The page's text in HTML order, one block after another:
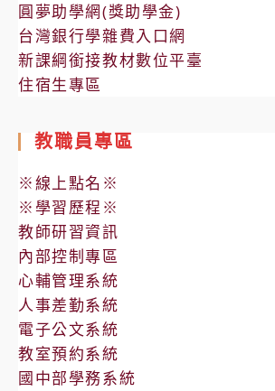
圓夢助學網(獎助學金)
台灣銀行學雜費入口網
新課綱銜接教材數位平臺
住宿生專區
教職員專區
※線上點名※
※學習歷程※
教師研習資訊
內部控制專區
心輔管理系統
人事差勤系統
電子公文系統
教室預約系統
國中部學務系統